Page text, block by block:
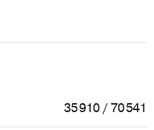
35 910 / 70 541